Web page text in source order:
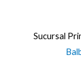
Sucursal